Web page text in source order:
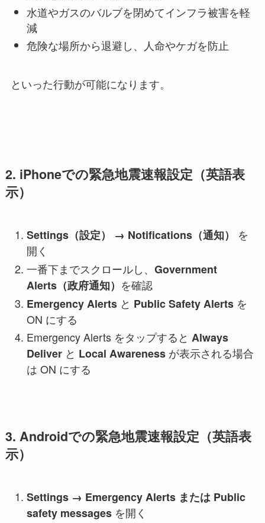
水道やガスのバルブを閉めてインフラ被害を軽
減
危険な場所から退避し、人命やケガを防止
といった行動が可能になります。
2. iPhoneでの緊急地震速報設定（英語表
示）
Settings（設定） → Notifications（通知）
を
開く
一番下までスクロールし、 Government
Alerts（政府通知） を確認
Emergency Alertsと Public Safety Alertsを
ON にする
Emergency Alerts をタップすると Always
Deliverと Local Awarenessが表示される場合
は ON にする
3. Androidでの緊急地震速報設定（英語表
示）
Settings → Emergency Alerts または Public
safety messagesを開く